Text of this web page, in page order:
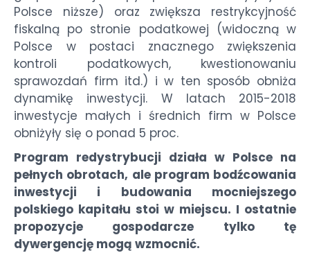
Polsce niższe) oraz zwiększa restrykcyjność
fiskalną po stronie podatkowej (widoczną w
Polsce w postaci znacznego zwiększenia
kontroli podatkowych, kwestionowaniu
sprawozdań firm itd.) i w ten sposób obniża
dynamikę inwestycji. W latach 2015-2018
inwestycje małych i średnich firm w Polsce
obniżyły się o ponad 5 proc.
Program redystrybucji działa w Polsce na
pełnych obrotach, ale program bodźcowania
inwestycji i budowania mocniejszego
polskiego kapitału stoi w miejscu. I ostatnie
propozycje gospodarcze tylko tę
dywergencję mogą wzmocnić.